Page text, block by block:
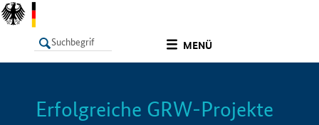
MENÜ
LISTE Info
Erfolgreiche GRW-Projekte